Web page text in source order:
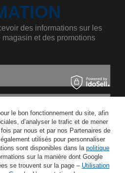
des informations sur les
et des promotions
aux fins et dans le cadre du service Newsletter dans la rubrique
le bon fonctionnement du site, afin
d’analyser le trafic et de mener
par nous et par nos Partenaires de
utilisés pour personnaliser
sont disponibles dans la politique
sur la manière dont Google
se trouvent sur la page – Utilisation